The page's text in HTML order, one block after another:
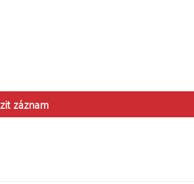
záznam